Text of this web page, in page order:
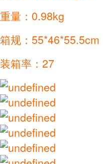
重量：0.98kg
箱规：55*46*55.5cm
装箱率：27